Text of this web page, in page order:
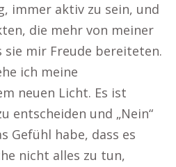
immer aktiv zu sein, und
die mehr von meiner
sie mir Freude bereiteten.
ich meine
neuen Licht. Es ist
entscheiden und „Nein“
Gefühl habe, dass es
nicht alles zu tun,